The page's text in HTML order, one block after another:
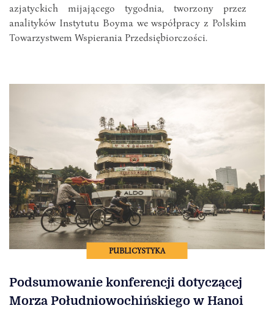
azjatyckich mijającego tygodnia, tworzony przez
analityków Instytutu Boyma we współpracy z Polskim
Towarzystwem Wspierania Przedsiębiorczości.
PUBLICYSTYKA
Podsumowanie konferencji dotyczącej
Morza Południowochińskiego w Hanoi